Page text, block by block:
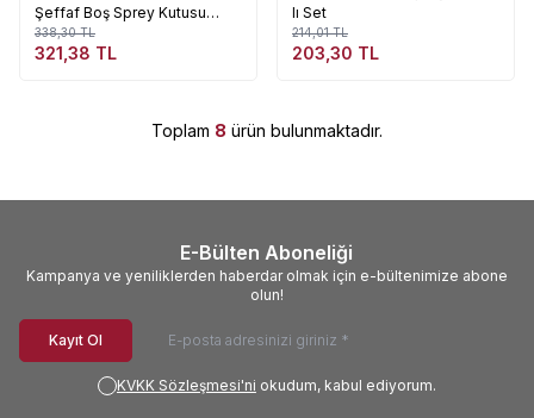
Şeffaf Boş Sprey Kutusu
100ml
338,30TL
321,38 TL
lı Set
214,01TL
203,30 TL
Toplam 8 ürün bulunmaktadır.
E-Bülten Aboneliği
Kampanya ve yeniliklerden haberdar olmak için e-bültenimize abone
olun!
Kayıt Ol
KVKK Sözleşmesi'ni okudum, kabul ediyorum.